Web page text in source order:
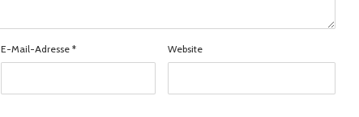
E-Mail-Adresse * Website